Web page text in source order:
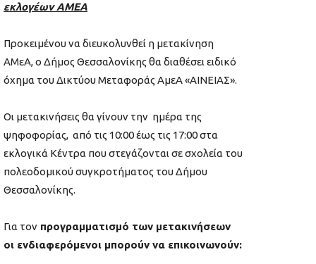
εκλογέων ΑΜΕΑ
Προκειμένου να διευκολυνθεί η μετακίνηση
ΑΜεΑ, ο Δήμος Θεσσαλονίκης θα διαθέσει ειδικό
όχημα του Δικτύου Μεταφοράς ΑμεΑ «ΑΙΝΕΙΑΣ».
Οι μετακινήσεις θα γίνουν την ημέρα της
ψηφοφορίας, από τις 10:00 έως τις 17:00 στα
εκλογικά Κέντρα που στεγάζονται σε σχολεία του
πολεοδομικού συγκροτήματος του Δήμου
Θεσσαλονίκης.
Για τον προγραμματισμό των μετακινήσεων
οι ενδιαφερόμενοι μπορούν να επικοινωνούν: